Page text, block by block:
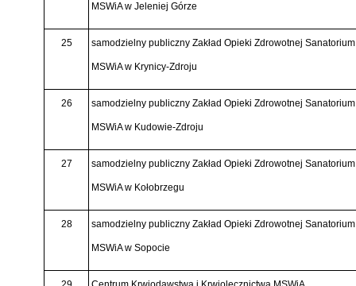
MSWiA w Jeleniej Górze
25 samodzielny publiczny Zakład Opieki Zdrowotnej Sanatorium
MSWiA w Krynicy-Zdroju
26 samodzielny publiczny Zakład Opieki Zdrowotnej Sanatorium
MSWiA w Kudowie-Zdroju
27 samodzielny publiczny Zakład Opieki Zdrowotnej Sanatorium
MSWiA w Kołobrzegu
28 samodzielny publiczny Zakład Opieki Zdrowotnej Sanatorium
MSWiA w Sopocie